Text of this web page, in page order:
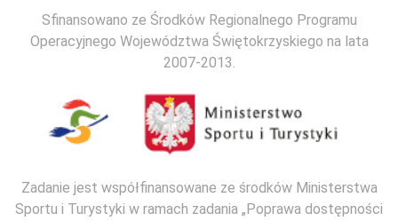
Sfinansowano ze Środków Regionalnego Programu
Operacyjnego Województwa Świętokrzyskiego na lata
2007-2013.
Zadanie jest współfinansowane ze środków Ministerstwa
Sportu i Turystyki w ramach zadania „Poprawa dostępności